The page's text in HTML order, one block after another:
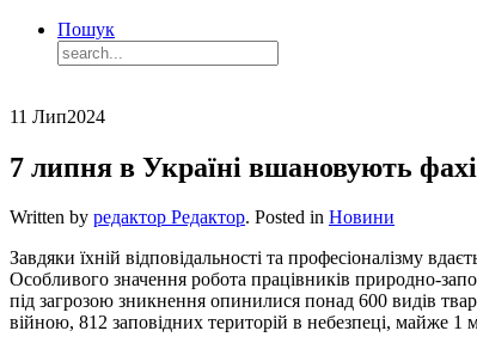
Пошук
11 Лип2024
7 липня в Україні вшановують
Written by редактор Редактор. Posted in Новини
Завдяки їхній відповідальності та професіоналізму
Особливого значення робота працівників природно-
під загрозою зникнення опинилися понад 600 видів
війною, 812 заповідних територій в небезпеці, майже 1